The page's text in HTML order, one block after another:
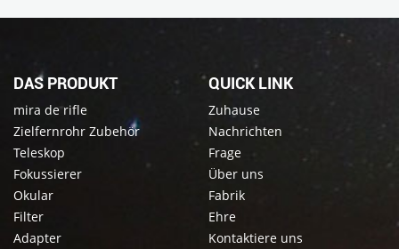
DAS PRODUKT
mira de rifle
Zielfernrohr Zubehör
Teleskop
Fokussierer
Okular
Filter
Adapter
QUICK LINK
Zuhause
Nachrichten
Frage
Über uns
Fabrik
Ehre
Kontaktiere uns